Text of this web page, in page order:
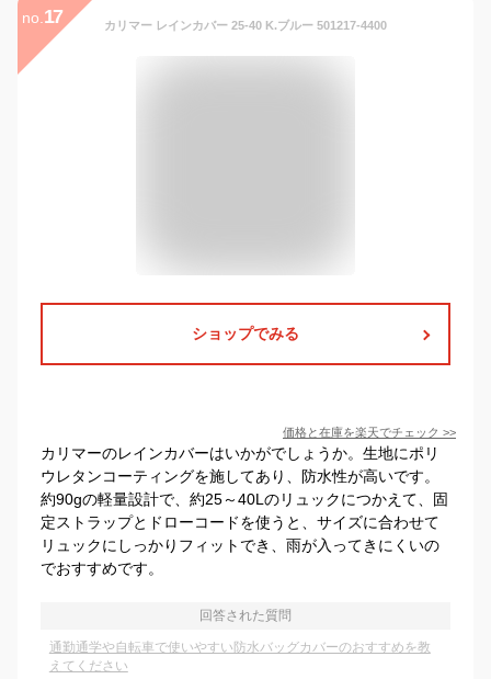
no. 17 カリマー レインカバー 25-40 K.ブルー 501217-4400
ショップでみる
価格と在庫を楽天でチェック >>
カリマーのレインカバーはいかがでしょうか。生地にポリ
ウレタンコーティングを施してあり、防水性が高いです。
約90gの軽量設計で、約25～40Lのリュックにつかえて、固
定ストラップとドローコードを使うと、サイズに合わせて
リュックにしっかりフィットでき、雨が入ってきにくいの
でおすすめです。
回答された質問
通勤通学や自転車で使いやすい防水バッグカバーのおすすめを教
えてください